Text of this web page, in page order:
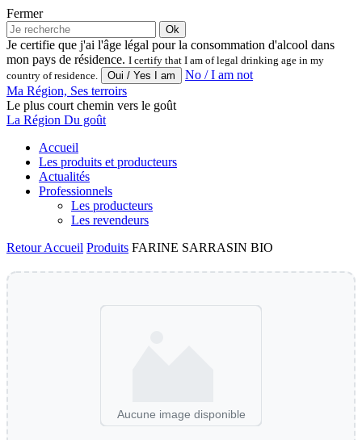
Fermer
Ok
Je certifie que j'ai l'âge légal pour la consommation d'alcool dans
mon pays de résidence. I certify that I am of legal drinking age in my
country of residence.
No / I am not
Ma Région, Ses terroirs
Le plus court chemin vers le goût
La Région Du goût
Accueil
Les produits et producteurs
Actualités
Professionnels
Les producteurs
Les revendeurs
RetourAccueil Produits FARINE SARRASIN BIO
Aucune image disponible